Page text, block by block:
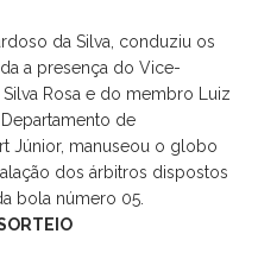
da Silva, conduziu os
a presença do Vice-
Rosa e do membro Luiz
de
Júnior, manuseou o globo
dos árbitros dispostos
bola número 05.